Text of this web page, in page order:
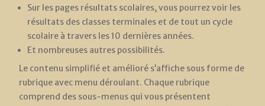
Sur les pages résultats scolaires, vous pourrez voir les
résultats des classes terminales et de tout un cycle
scolaire à travers les 10 dernières années.
Et nombreuses autres possibilités.
Le contenu simplifié et amélioré s’affiche sous forme de
rubrique avec menu déroulant. Chaque rubrique
comprend des sous-menus qui vous présentent